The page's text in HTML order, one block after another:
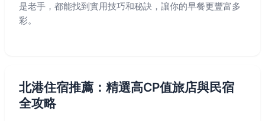
是老手，都能找到實用技巧和秘訣，讓你的早餐更豐富多
彩。
北港住宿推薦：精選高CP值旅店與民宿
全攻略